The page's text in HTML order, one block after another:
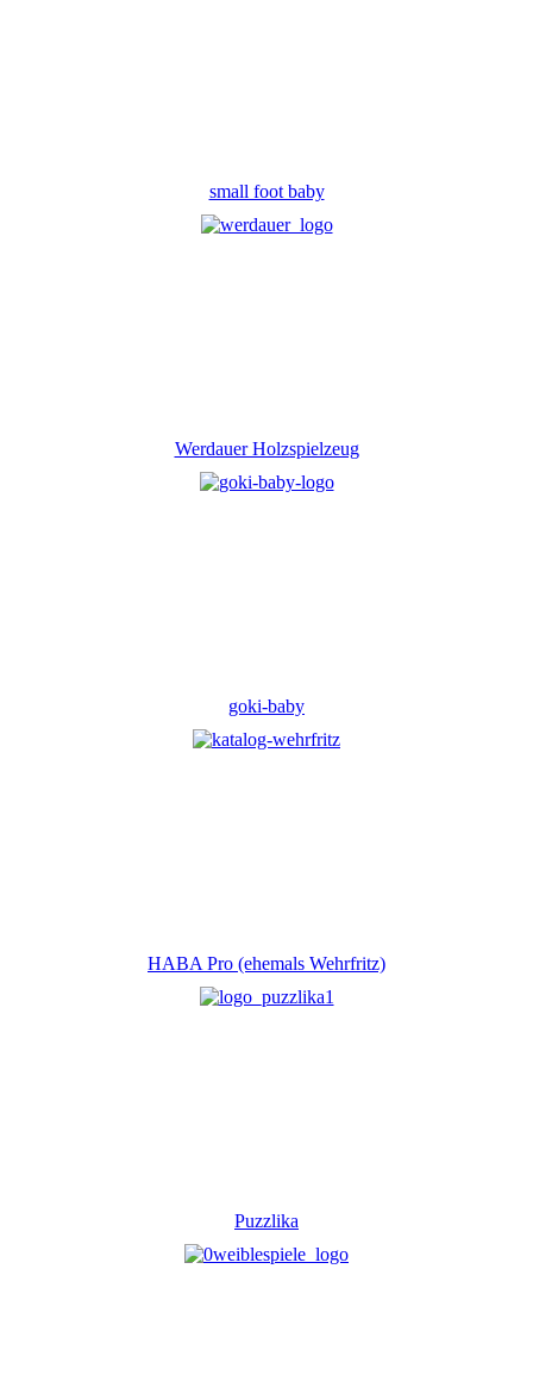
small foot baby
Werdauer Holzspielzeug
goki-baby
HABA Pro (ehemals Wehrfritz)
Puzzlika